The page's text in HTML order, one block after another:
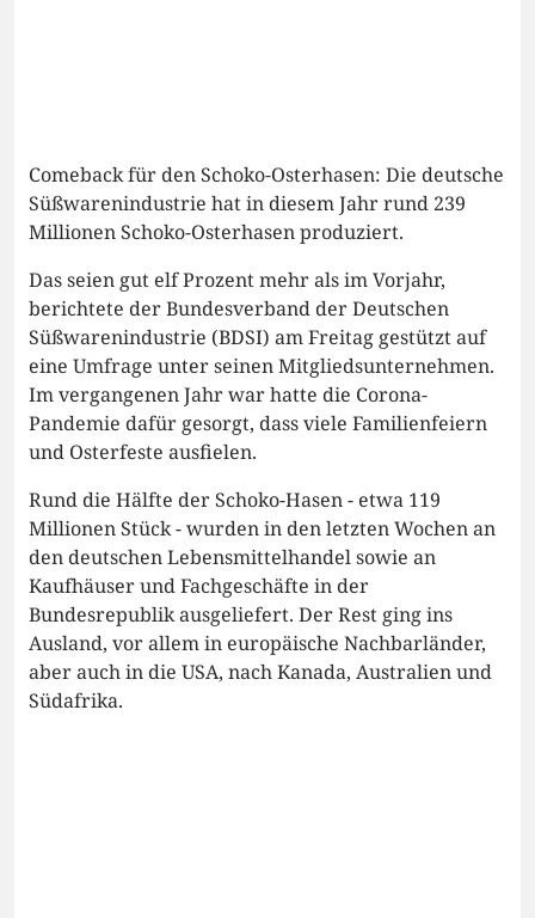
Comeback für den Schoko-Osterhasen: Die deutsche
Süßwarenindustrie hat in diesem Jahr rund 239
Millionen Schoko-Osterhasen produziert.
Das seien gut elf Prozent mehr als im Vorjahr,
berichtete der Bundesverband der Deutschen
Süßwarenindustrie (BDSI) am Freitag gestützt auf
eine Umfrage unter seinen Mitgliedsunternehmen.
Im vergangenen Jahr war hatte die Corona-
Pandemie dafür gesorgt, dass viele Familienfeiern
und Osterfeste ausfielen.
Rund die Hälfte der Schoko-Hasen - etwa 119
Millionen Stück - wurden in den letzten Wochen an
den deutschen Lebensmittelhandel sowie an
Kaufhäuser und Fachgeschäfte in der
Bundesrepublik ausgeliefert. Der Rest ging ins
Ausland, vor allem in europäische Nachbarländer,
aber auch in die USA, nach Kanada, Australien und
Südafrika.